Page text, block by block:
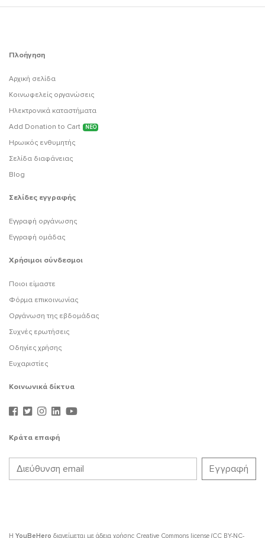
Πλοήγηση
Αρχική σελίδα
Κοινωφελείς οργανώσεις
Ηλεκτρονικά καταστήματα
Add Donation to Cart
ΝΕΟ
Ηρωικός ενθυμητής
Σελίδα διαφάνειας
Blog
Σελίδες εγγραφής
Εγγραφή οργάνωσης
Εγγραφή ομάδας
Χρήσιμοι σύνδεσμοι
Ποιοι είμαστε
Φόρμα επικοινωνίας
Οργάνωση της εβδομάδας
Συχνές ερωτήσεις
Οδηγίες χρήσης
Ευχαριστίες
Κοινωνικά δίκτυα
Κράτα επαφή
Η YouBeHero διανείμεται με άδεια χρήσης Creative Commons license (CC BY-NC-